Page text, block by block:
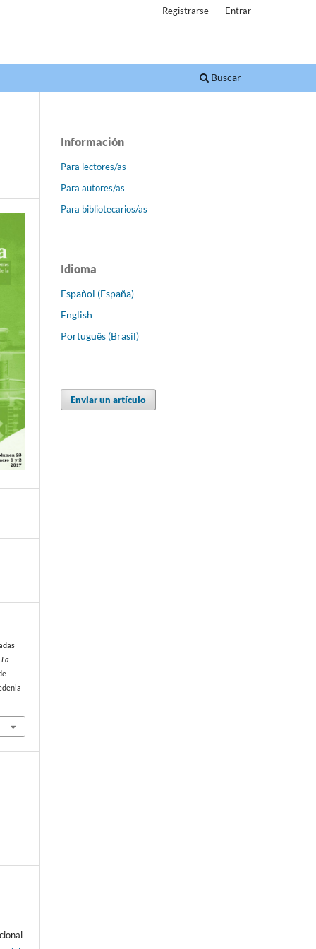
Buscar
Registrarse Entrar
Información
Para lectores/as
Para autores/as
Para bibliotecarios/as
Idioma
Español (España)
English
Português (Brasil)
Enviar un artículo